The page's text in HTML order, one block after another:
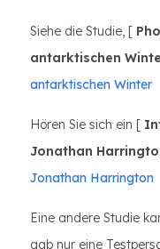
Siehe die Studie, [
antarktischen
antarktischen Winter
Hören Sie sich ein [
Jonathan
Jonathan Harrington
Eine andere Studie
gab nur eine